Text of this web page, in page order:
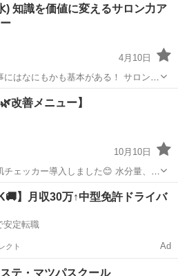
4days講座でアフターフォローもバ
...
) 知識を価値に変えるサロン力ア
4月10日
はなにもかも基本がある！ サロンワ
クで活かせる栄
故、栄養？はもう古い。 栄養学から
エステ
改善メニュー】
10月10日
ィシャルメニューの
料提供いたします✨ 肌チェック
駅 エステ プルメリア
】月収30万↑中型免許ドライバ
安定転職
クト Ad
テ・マツパスクール